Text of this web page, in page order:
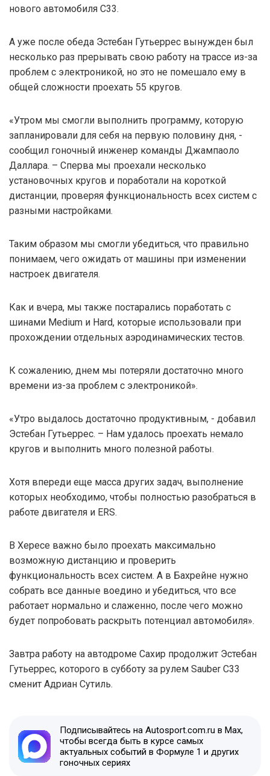
нового автомобиля С33.
А уже после обеда Эстебан Гутьеррес вынужден был
несколько раз прерывать свою работу на трассе из-за
проблем с электроникой, но это не помешало ему в
общей сложности проехать 55 кругов.
«Утром мы смогли выполнить программу, которую
запланировали для себя на первую половину дня, -
сообщил гоночный инженер команды Джампаоло
Даллара. – Сперва мы проехали несколько
установочных кругов и поработали на короткой
дистанции, проверяя функциональность всех систем с
разными настройками.
Таким образом мы смогли убедиться, что правильно
понимаем, чего ожидать от машины при изменении
настроек двигателя.
Как и вчера, мы также постарались поработать с
шинами Medium и Hard, которые использовали при
прохождении отдельных аэродинамических тестов.
К сожалению, днем мы потеряли достаточно много
времени из-за проблем с электроникой».
«Утро выдалось достаточно продуктивным, - добавил
Эстебан Гутьеррес. – Нам удалось проехать немало
кругов и выполнить много полезной работы.
Хотя впереди еще масса других задач, выполнение
которых необходимо, чтобы полностью разобраться в
работе двигателя и ERS.
В Хересе важно было проехать максимально
возможную дистанцию и проверить
функциональность всех систем. А в Бахрейне нужно
собрать все данные воедино и убедиться, что все
работает нормально и слаженно, после чего можно
будет попробовать раскрыть потенциал автомобиля».
Завтра работу на автодроме Сахир продолжит Эстебан
Гутьеррес, которого в субботу за рулем Sauber C33
сменит Адриан Сутиль.
Подписывайтесь на Autosport.com.ru в Max,
чтобы всегда быть в курсе самых
актуальных событий в Формуле 1 и других
гоночных сериях